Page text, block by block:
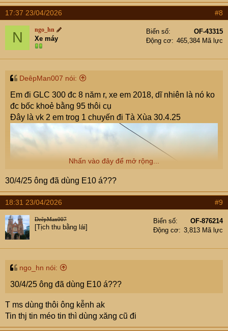
17:37 23/04/2026 #8
N ngo_hn
Xe máy
Biển số
OF-43315
Động cơ
465,384 Mã lực
DeêpMan007 nói:
Em đi GLC 300 đc 8 năm r, xe em 2018, dĩ nhiên là nó ko
đc bốc khoẻ bằng 95 thôi cụ
Đây là vk 2 em trog 1 chuyến đi Tà Xùa 30.4.25
Nhấn vào đây để mở rộng...
30/4/25 ông đã dùng E10 á???
18:31 23/04/2026 #9
DeêpMan007
[Tịch thu bằng lái]
Biển số
OF-876214
Động cơ
3,813 Mã lực
ngo_hn nói:
30/4/25 ông đã dùng E10 á???
T ms dùng thôi ông kễnh ak
Tin thj tin méo tin thì dùng xăng cũ đi